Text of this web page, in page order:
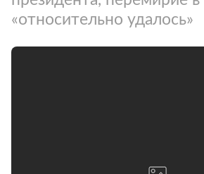
«относительно удалось»